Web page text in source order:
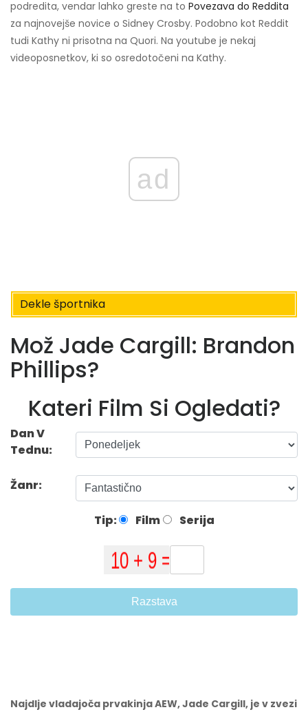
podredita, vendar lahko greste na to Povezava do Reddita
za najnovejše novice o Sidney Crosby. Podobno kot Reddit
tudi Kathy ni prisotna na Quori. Na youtube je nekaj
videoposnetkov, ki so osredotočeni na Kathy.
ad
Dekle športnika
Mož Jade Cargill: Brandon
Phillips?
Kateri Film Si Ogledati?
Dan V
Tednu:
Žanr:
Tip: Film Serija
Razstava
Najdlje vladajoča prvakinja AEW, Jade Cargill, je v zvezi